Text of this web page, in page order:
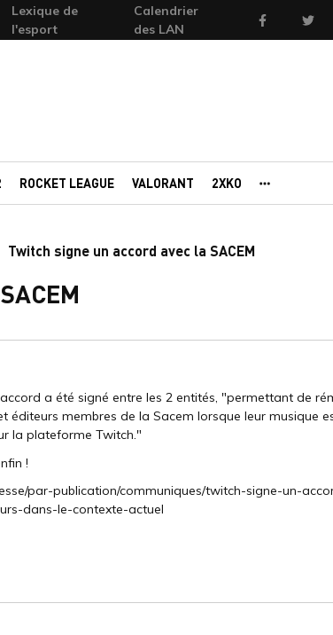
Lexique de
l'esport
Calendrier
des LAN
Facebook
ROCKET LEAGUE VALORANT 2XKO
Twitch signe un accord avec la SACEM
a été signé entre les 2 entités, "permettant de
éditeurs membres de la Sacem lorsque leur musique
la plateforme Twitch."
!
par-publication/communiques/twitch-signe-un-
dans-le-contexte-actuel